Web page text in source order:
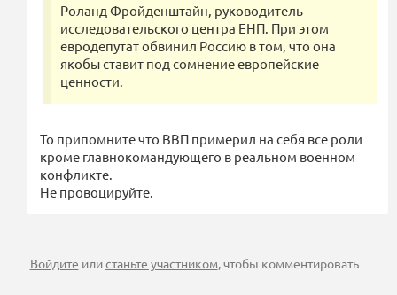
Роланд Фройденштайн, руководитель
исследовательского центра ЕНП. При этом
евродепутат обвинил Россию в том, что она
якобы ставит под сомнение европейские
ценности.
То припомните что ВВП примерил на себя все роли
кроме главнокомандующего в реальном военном
конфликте.
Не провоцируйте.
Войдите илистаньте участником, чтобы комментировать